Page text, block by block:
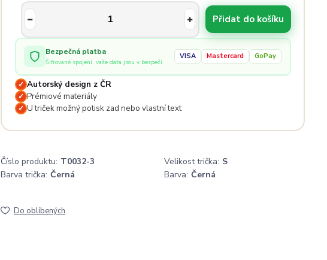
Přidat do košíku
Bezpečná platba
Šifrované spojení, vaše data jsou v bezpečí
VISA Mastercard GoPay
✓ Autorský design z ČR
✓ Prémiové materiály
✓ U triček možný potisk zad nebo vlastní text
Číslo produktu: T0032-3 Velikost trička: S
Barva trička: Černá Barva: Černá
Do oblíbených